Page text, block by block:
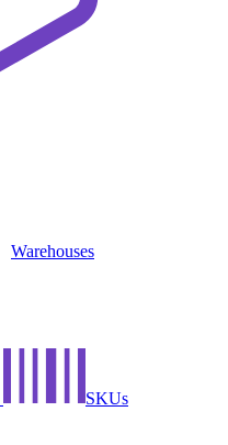
Warehouses
SKUs